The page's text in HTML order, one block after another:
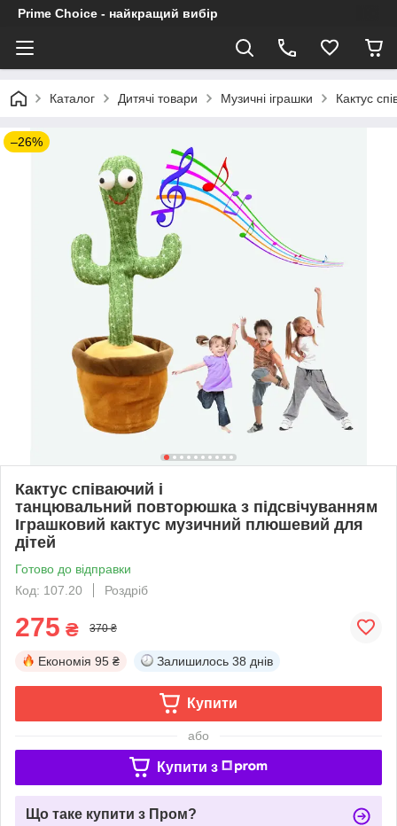
Prime Choice - найкращий вибір
Каталог Дитячі товари Музичні іграшки Кактус
–26%
Кактус співаючий і
танцювальний повторюшка з підсвічуванням
Іграшковий кактус музичний плюшевий для
дітей
Готово до відправки
Код: 107.20
Роздріб
275 ₴ 370 ₴
Економія 95 ₴ Залишилось 38 днів
Купити
або
Купити з
Що таке купити з Пром?